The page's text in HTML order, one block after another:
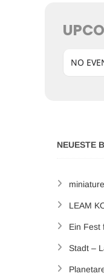
NO
NEUESTE
LEAM
Ein Fest
Stadt –